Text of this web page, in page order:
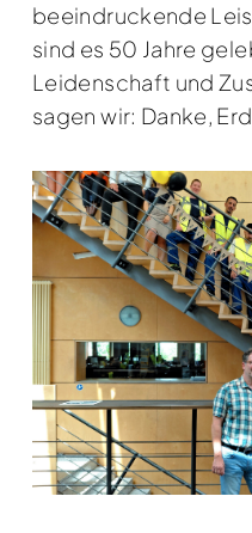
beeindruckende
sind es 50 Jahre
Leidenschaft und
sagen wir: Danke,